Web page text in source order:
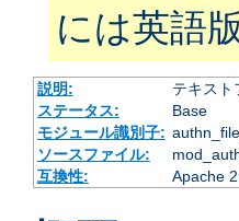
には英語
説明:
テキスト
ステータス:
Base
モジュール識別子:
ソースファイル:
互換性:
Apache